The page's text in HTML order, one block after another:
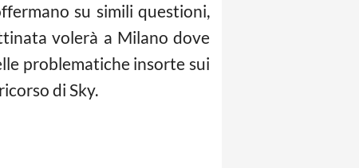
su simili questioni,
volerà a Milano dove
problematiche insorte sui
di Sky.